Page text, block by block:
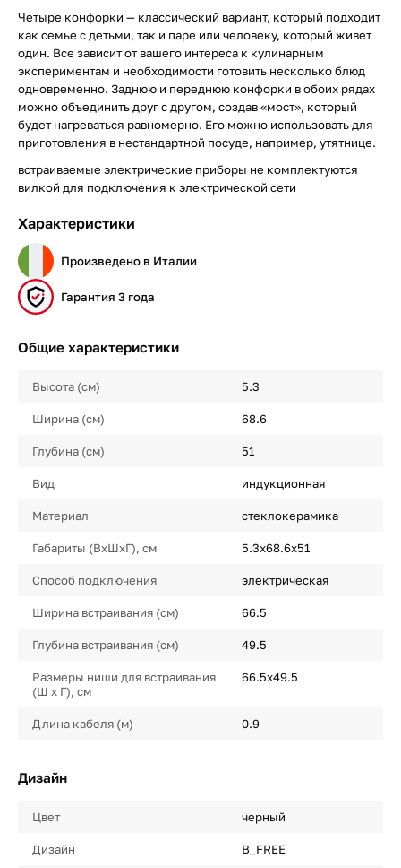
Четыре конфорки — классический вариант, который подходит
как семье с детьми, так и паре или человеку, который живет
один. Все зависит от вашего интереса к кулинарным
экспериментам и необходимости готовить несколько блюд
одновременно. Заднюю и переднюю конфорки в обоих рядах
можно объединить друг с другом, создав «мост», который
будет нагреваться равномерно. Его можно использовать для
приготовления в нестандартной посуде, например, утятнице.
встраиваемые электрические приборы не комплектуются
вилкой для подключения к электрической сети
Характеристики
Произведено в Италии
Гарантия 3 года
Общие характеристики
Высота (см) 5.3
Ширина (см) 68.6
Глубина (см) 51
Вид индукционная
Материал стеклокерамика
Габариты (ВхШхГ), см 5.3х68.6х51
Способ подключения электрическая
Ширина встраивания (см) 66.5
Глубина встраивания (см) 49.5
Размеры ниши для встраивания
(Ш х Г), см
66.5х49.5
Длина кабеля (м) 0.9
Дизайн
Цвет черный
Дизайн B_FREE